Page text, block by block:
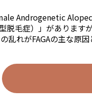
Androgenetic
脱毛症）」があります
乱れがFAGAの主な原